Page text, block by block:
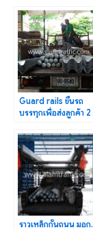
Guard rails ขึ้นรถ
บรรทุกเพื่อส่งลูกค้า 2
ราวเหล็กกั้นถนน มอก.